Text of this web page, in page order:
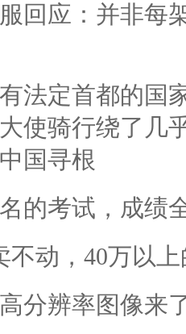
回应：并非每
法定首都的国
使骑行绕了几
国寻根
的考试，成绩
不动，40万以
分辨率图像来